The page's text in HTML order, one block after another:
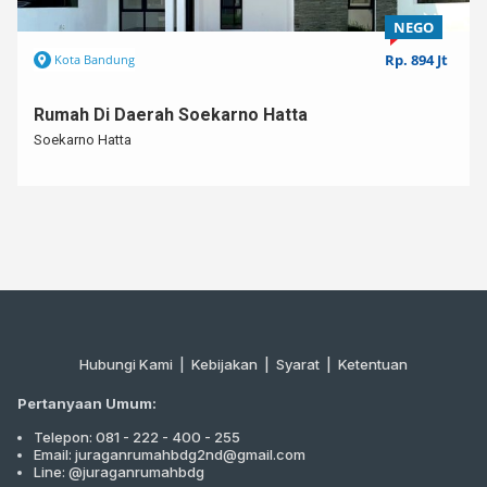
✅lokasi strategis⁣
✅Bebas Banjir
✅Dijual Cepat
Kota Bandung Rp. 4.4 M
Rumah di daerah Sukaluyu
Sukaluyu
Hubungi Kami Kebijakan | Syarat Ketentuan
Pertanyaan Umum:
Telepon: 081 - 222 - 400 - 255
Email: juraganrumahbdg2nd@gmail.com
Line: @juraganrumahbdg